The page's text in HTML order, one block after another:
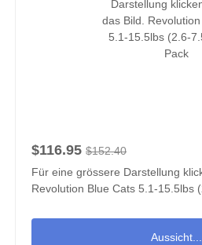
$116.95 $152.40
Für eine grössere Darstellung
Revolution Blue Cats 5.1-15.5lbs
Aussicht...